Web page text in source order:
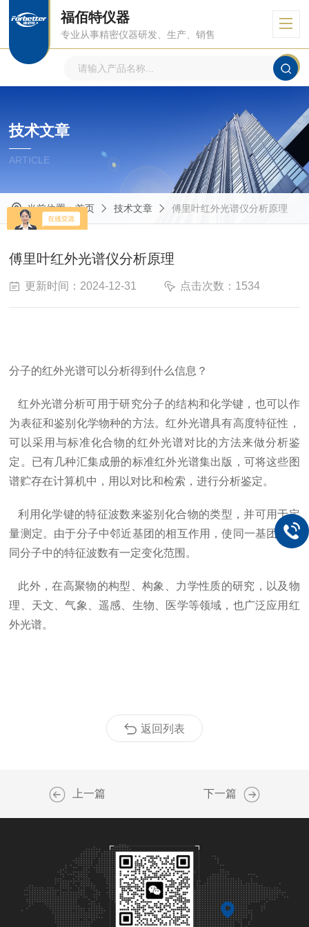
福佰特仪器
专业从事精密仪器研发、生产、销售
技术文章
ARTICLE
当前位置：首页 技术文章 傅里叶红外光谱仪分析原理
傅里叶红外光谱仪分析原理
更新时间：2024-12-31 点击次数：1534
分子的红外光谱可以分析得到什么信息？
红外光谱分析可用于研究分子的结构和化学键，也可以作
为表征和鉴别化学物种的方法。红外光谱具有高度特征性，
可以采用与标准化合物的红外光谱对比的方法来做分析鉴
定。已有几种汇集成册的标准红外光谱集出版，可将这些图
谱贮存在计算机中，用以对比和检索，进行分析鉴定。
利用化学键的特征波数来鉴别化合物的类型，并可用于定
量测定。由于分子中邻近基团的相互作用，使同一基团在不
同分子中的特征波数有一定变化范围。
此外，在高聚物的构型、构象、力学性质的研究，以及物
理、天文、气象、遥感、生物、医学等领域，也广泛应用红
外光谱。
返回列表
上一篇 下一篇